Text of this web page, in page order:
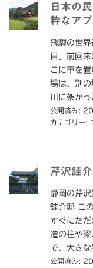
日本の
粋なア
飛騨の世
目。前回
こに車を
場は、別
川に架か
公開済み:
カテゴリー:
芹沢銈
静岡の芹
銈介邸 こ
すぐにた
造の柱や
で、大き
公開済み: